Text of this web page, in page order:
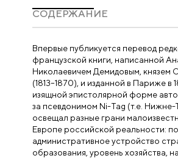
CОДЕРЖАНИЕ
Впервые публикуется перевод
французской книги, написанной
Николаевичем Демидовым, князем
(1813–1870), и изданной в Париже в
изящной эпистолярной форме
за псевдонимом Ni-Tag (т.е. Нижне-
освещал разные грани
Европе российской реальности:
административное устройство
образования, уровень хозяйства,